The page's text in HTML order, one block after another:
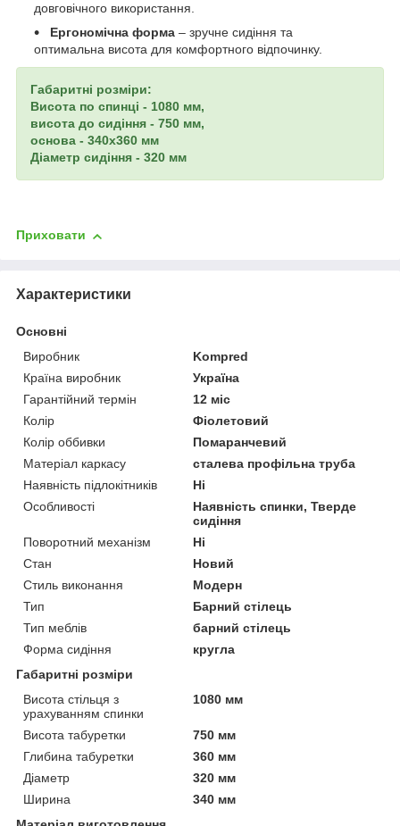
довговічного використання.
Ергономічна форма – зручне сидіння та
оптимальна висота для комфортного відпочинку.
Габаритні розміри:
Висота по спинці - 1080 мм,
висота до сидіння - 750 мм,
основа - 340х360 мм
Діаметр сидіння - 320 мм
Приховати
Характеристики
Основні
Виробник
Kompred
Країна виробник
Україна
Гарантійний термін
12 міс
Колір
Фіолетовий
Колір оббивки
Помаранчевий
Матеріал каркасу
сталева профільна труба
Наявність підлокітників
Ні
Особливості
Наявність спинки, Тверде
сидіння
Поворотний механізм
Ні
Стан
Новий
Стиль виконання
Модерн
Тип
Барний стілець
Тип меблів
барний стілець
Форма сидіння
кругла
Габаритні розміри
Висота стільця з
урахуванням спинки
1080 мм
Висота табуретки
750 мм
Глибина табуретки
360 мм
Діаметр
320 мм
Ширина
340 мм